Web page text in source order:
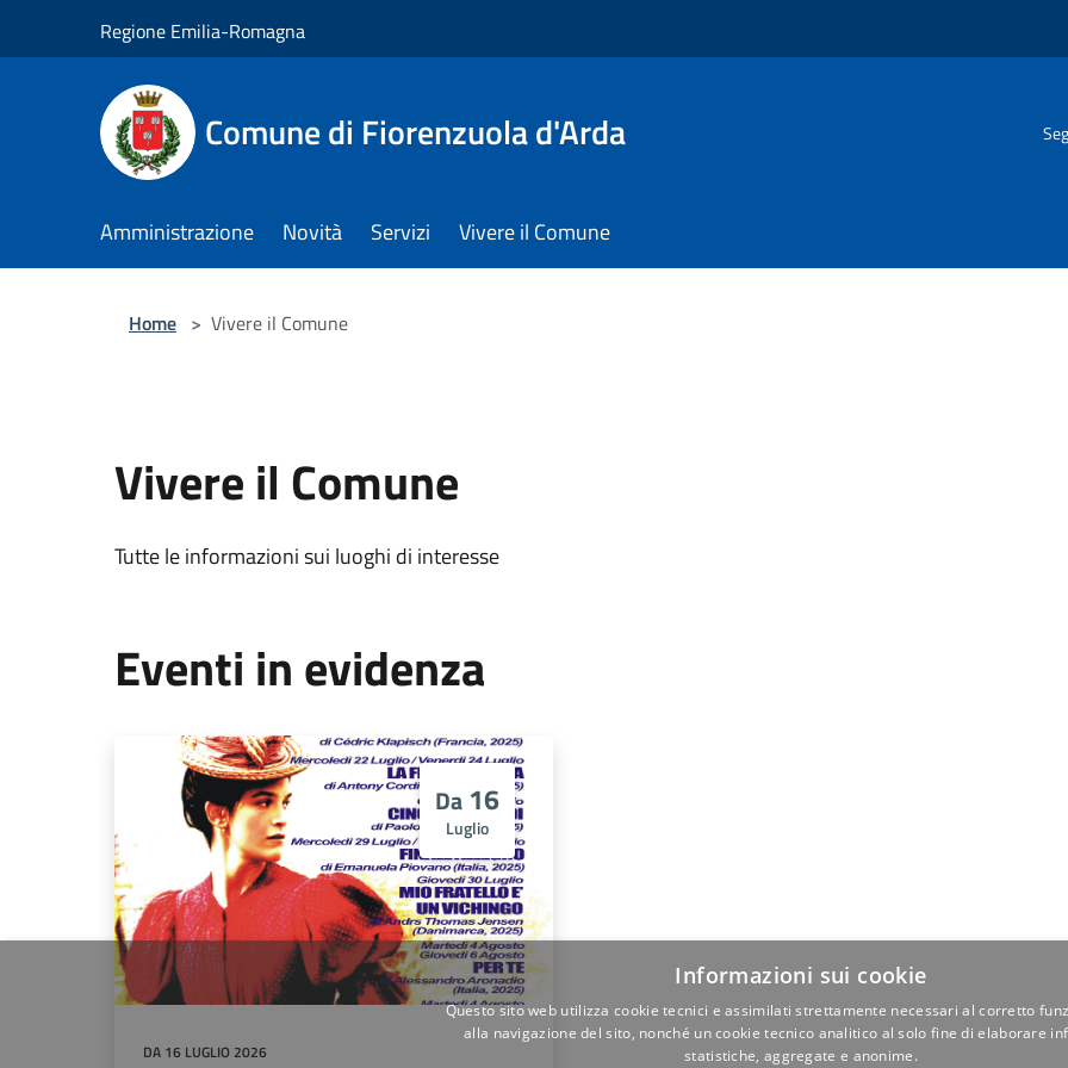
Regione Emilia-Romagna
Comune di Fiorenzuola d'Arda
Amministrazione Novità Servizi Vivere il Comune
Home > Vivere il Comune
Vivere il Comune
Tutte le informazioni sui luoghi di interesse
Eventi in evidenza
Da 16
Luglio
DA 16 LUGLIO 2026
Informazioni sui cookie
Questo sito web utilizza cookie tecnici e assimilati strettamente necessari al corretto
alla navigazione del sito, nonché un cookie tecnico analitico al solo fine di elaborare
statistiche, aggregate e anonime.